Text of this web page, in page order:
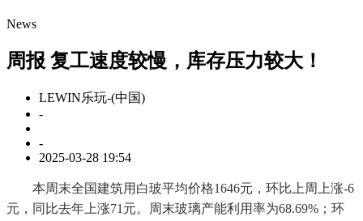
News
周报 复工速度较慢，库存压力较大！
LEWIN乐玩-(中国)
-
-
2025-03-28 19:54
本周末全国建筑用白玻平均价格1646元，环比上周上涨-6
元，同比去年上涨71元。周末玻璃产能利用率为68.69%；环